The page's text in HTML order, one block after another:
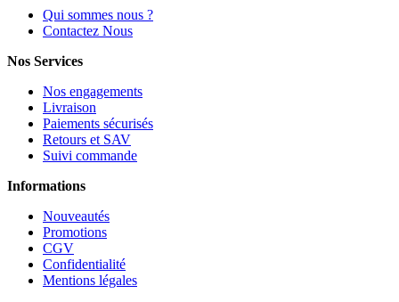
Qui sommes nous ?
Contactez Nous
Nos Services
Nos engagements
Livraison
Paiements sécurisés
Retours et SAV
Suivi commande
Informations
Nouveautés
Promotions
CGV
Confidentialité
Mentions légales